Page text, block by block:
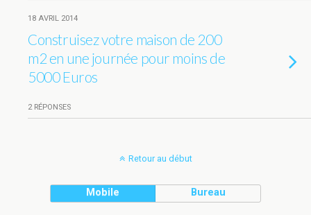
18 AVRIL 2014
Construisez votre maison de 200
m2 en une journée pour moins de
5000 Euros
2 RÉPONSES
Retour au début
Mobile Bureau